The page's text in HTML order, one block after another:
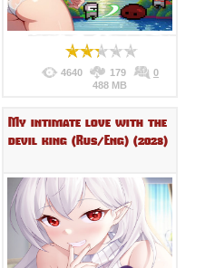
4640 179
0
488 MB
My intimate love with the
devil king (Rus/Eng) (2023)